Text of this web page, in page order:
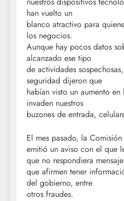
han vuelto un
blanco atractivo para
los negocios.
Aunque hay pocos datos
alcanzado ese tipo
de actividades
seguridad dijeron que
habían visto un aumento
invaden nuestros
buzones de entrada,
El mes pasado, la
emitió un aviso con el que
que no respondiera
que afirmen tener
del gobierno, entre
otros fraudes.